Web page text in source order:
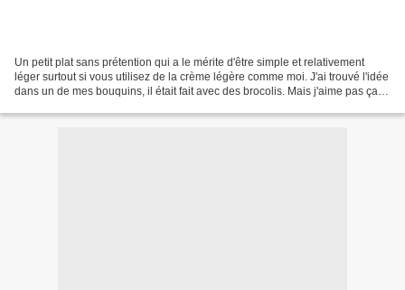
Un petit plat sans prétention qui a le mérite d'être simple et relativement
léger surtout si vous utilisez de la crème légère comme moi. J'ai trouvé l'idée
dans un de mes bouquins, il était fait avec des brocolis. Mais j'aime pas ça,